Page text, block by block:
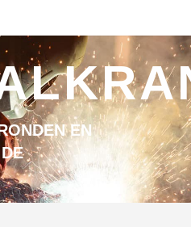
EN